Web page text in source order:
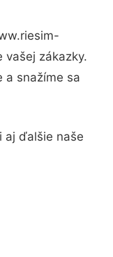
vašej zákazky.
a snažíme sa
aj ďalšie naše